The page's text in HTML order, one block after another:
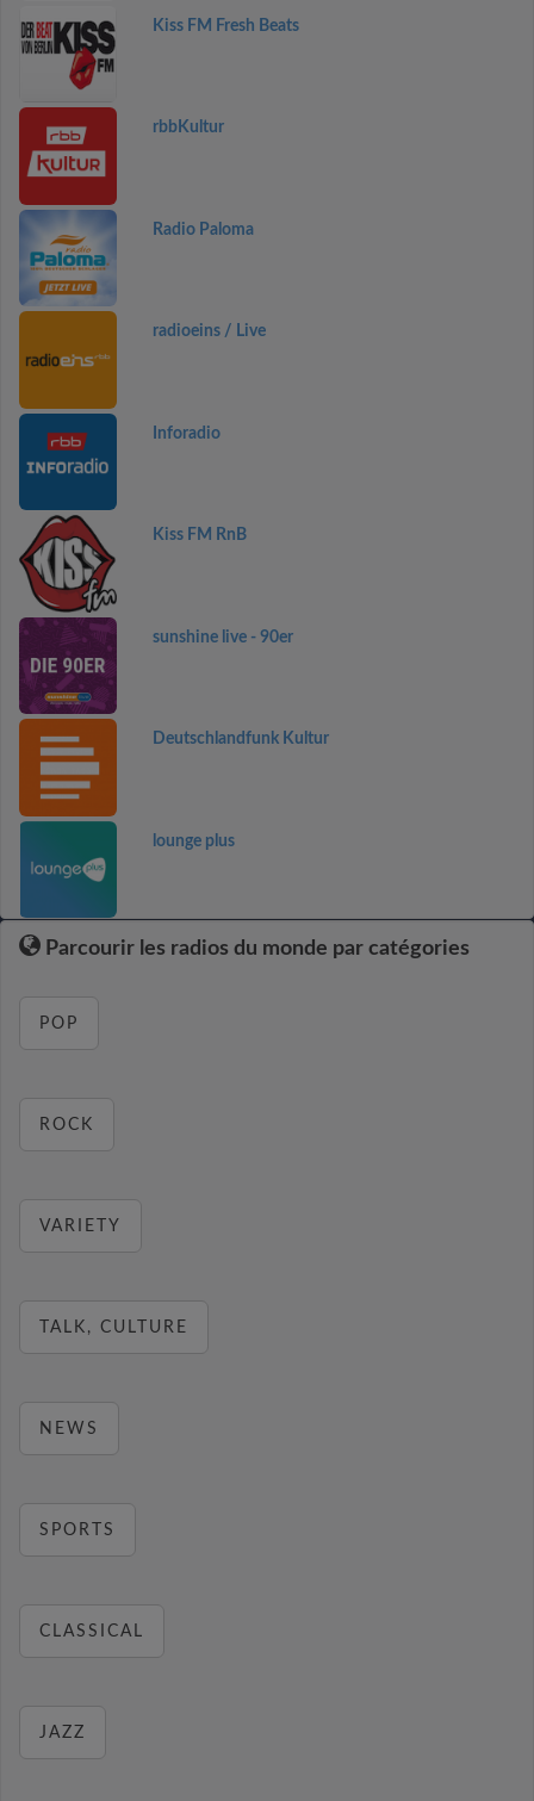
Kiss FM Fresh Beats
rbbKultur
Radio Paloma
radioeins / Live
Inforadio
Kiss FM RnB
sunshine live - 90er
Deutschlandfunk Kultur
lounge plus
Parcourir les radios du monde par catégories
POP
ROCK
VARIETY
TALK, CULTURE
NEWS
SPORTS
CLASSICAL
JAZZ